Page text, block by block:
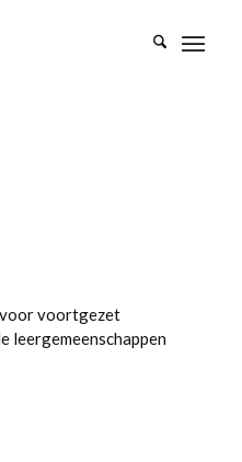
voortgezet
leergemeenschappen